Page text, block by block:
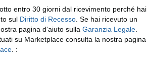
entro 30 giorni dal ricevimento perché hai
sul Diritto di Recesso. Se hai ricevuto un
pagina d'aiuto sulla Garanzia Legale.
su Marketplace consulta la nostra pagina
. :